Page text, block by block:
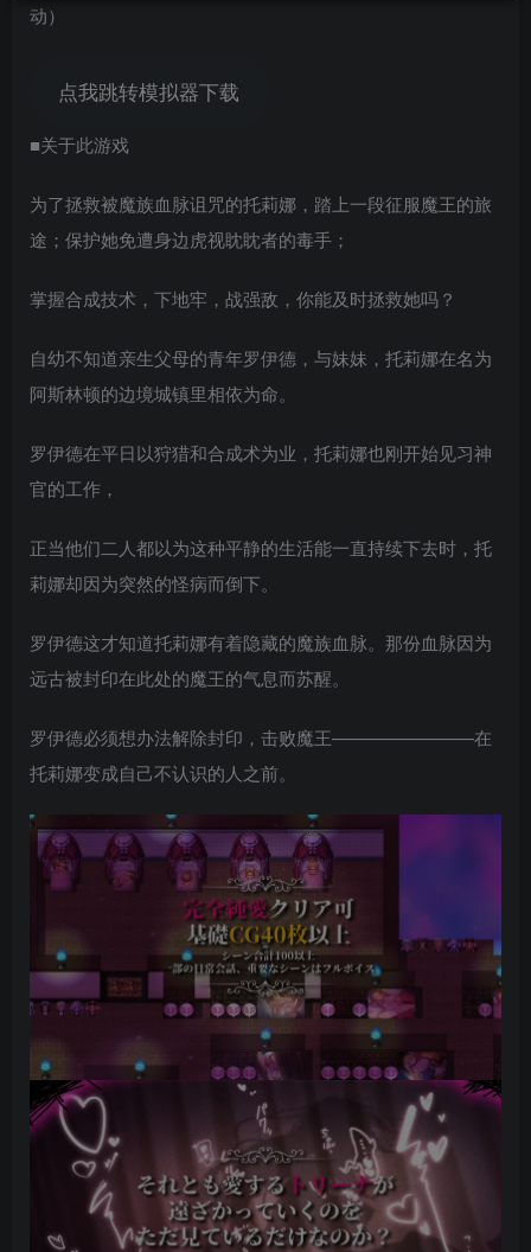
动）
点我跳转模拟器下载
■关于此游戏
为了拯救被魔族血脉诅咒的托莉娜，踏上一段征服魔王的旅
途；保护她免遭身边虎视眈眈者的毒手；
掌握合成技术，下地牢，战强敌，你能及时拯救她吗？
自幼不知道亲生父母的青年罗伊德，与妹妹，托莉娜在名为
阿斯林顿的边境城镇里相依为命。
罗伊德在平日以狩猎和合成术为业，托莉娜也刚开始见习神
官的工作，
正当他们二人都以为这种平静的生活能一直持续下去时，托
莉娜却因为突然的怪病而倒下。
罗伊德这才知道托莉娜有着隐藏的魔族血脉。那份血脉因为
远古被封印在此处的魔王的气息而苏醒。
罗伊德必须想办法解除封印，击败魔王————————在
托莉娜变成自己不认识的人之前。